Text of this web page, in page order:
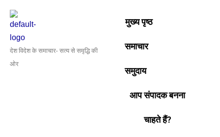
content
देश विदेश के समाचार- सत्य से समृद्धि की
ओर
मुख्य पृष्ठ
समाचार
समुदाय
आप संपादक बनना
चाहते हैं?
navigation